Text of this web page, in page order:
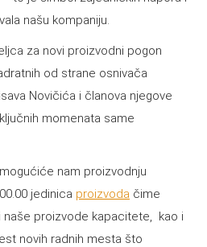
našu kompaniju.
za novi proizvodni pogon
od strane osnivača
Novičića i članova njegove
momenata same
nam proizvodnju
jedinica proizvoda čime
proizvode kapacitete, kao i
novih radnih mesta što